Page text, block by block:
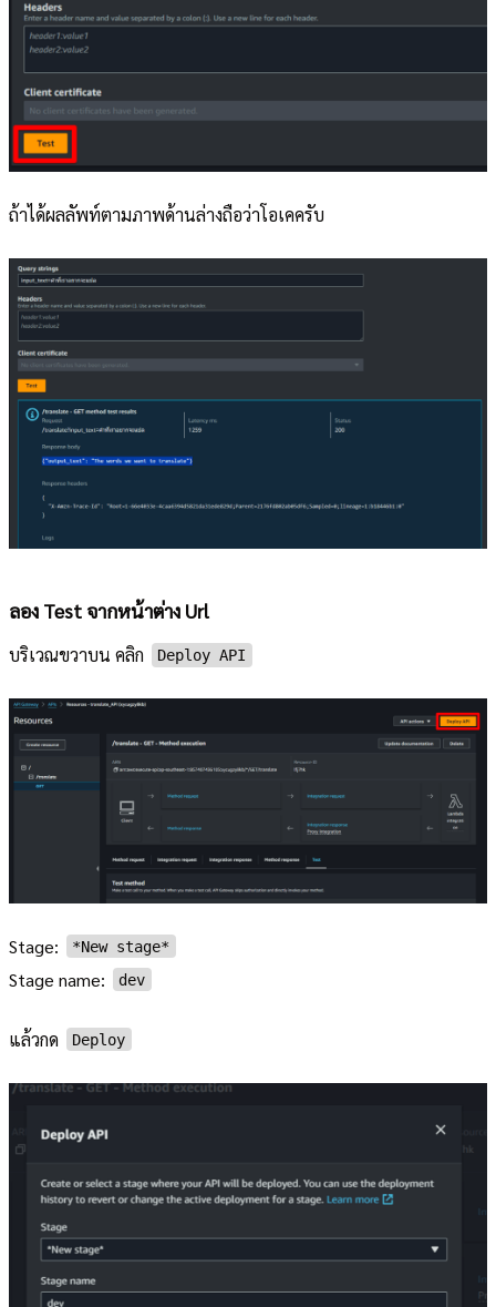
ถ้าได้ผลลัพท์ตามภาพด้านล่างถือว่าโอเคครับ
ลอง Test จากหน้าต่าง Url
บริเวณขวาบน คลิก Deploy API
Stage: *New stage*
Stage name: dev
แล้วกด Deploy